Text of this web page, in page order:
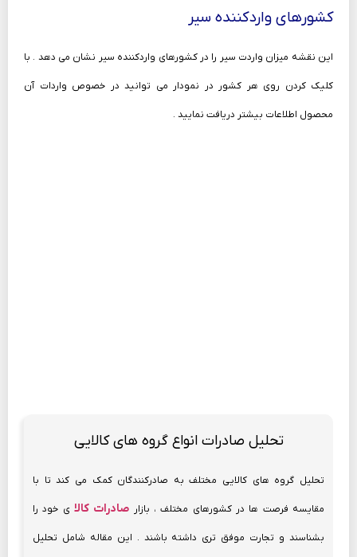
کشورهای واردکننده سیر
این نقشه میزان واردت سیر را در کشورهای واردکننده سیر نشان می دهد . با
کلیک کردن روی هر کشور در نمودار می توانید در خصوص واردات آن
محصول اطلاعات بیشتر دریافت نمایید .
تحلیل صادرات انواع گروه های کالایی
تحلیل گروه های کالایی مختلف به صادرکنندگان کمک می کند تا با
مقایسه فرصت ها در کشورهای مختلف ، بازار صادرات کالا ی خود را
بشناسند و تجارت موفق تری داشته باشند . این مقاله شامل تحلیل